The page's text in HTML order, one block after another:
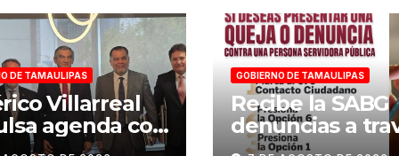
DE TAMAULIPAS
Villarreal
agenda con
y
GOBIERNO DE TAMAULIPAS
Recibe la SABG
denuncias a
de la estrategia